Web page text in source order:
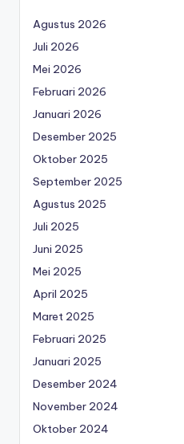
Agustus 2026
Juli 2026
Mei 2026
Februari 2026
Januari 2026
Desember 2025
Oktober 2025
September 2025
Agustus 2025
Juli 2025
Juni 2025
Mei 2025
April 2025
Maret 2025
Februari 2025
Januari 2025
Desember 2024
November 2024
Oktober 2024